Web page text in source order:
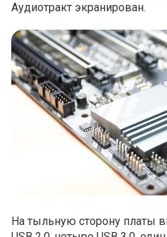
Аудиотракт экранирован.
На тыльную сторону платы